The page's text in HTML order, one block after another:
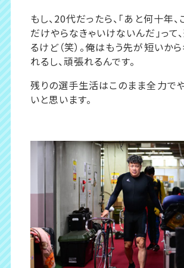
もし、20代だったら、「あと何十年
だけやらなきゃいけないんだ」って
るけど（笑）。俺はもう先が短いか
れるし、頑張れるんです。
残りの選手生活はこのまま全力で
いと思います。